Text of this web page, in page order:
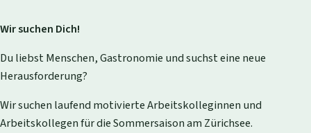
Wir suchen Dich!
Du liebst Menschen, Gastronomie und suchst eine neue
Herausforderung?
Wir suchen laufend motivierte Arbeitskolleginnen und
Arbeitskollegen für die Sommersaison am Zürichsee.